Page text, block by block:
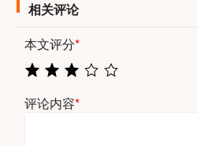
相关评论
本文评分*
评论内容*